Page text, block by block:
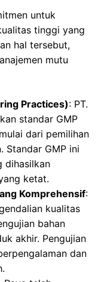
untuk
tinggi yang
hal tersebut,
mutu
Practices): PT.
standar GMP
dari pemilihan
Standar GMP ini
dihasilkan
ketat.
Komprehensif:
kualitas
bahan
akhir. Pengujian
dan